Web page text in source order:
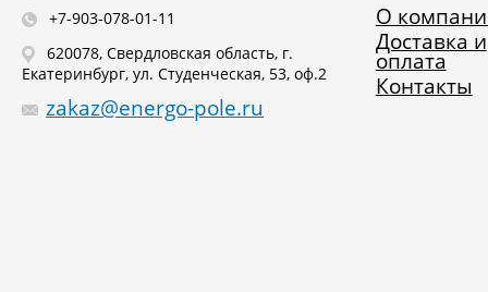
+7-903-078-01-11
620078, Свердловская область, г.
Екатеринбург, ул. Студенческая, 53, оф.2
zakaz@energo-pole.ru
О
Доставка и
оплата
Контакты